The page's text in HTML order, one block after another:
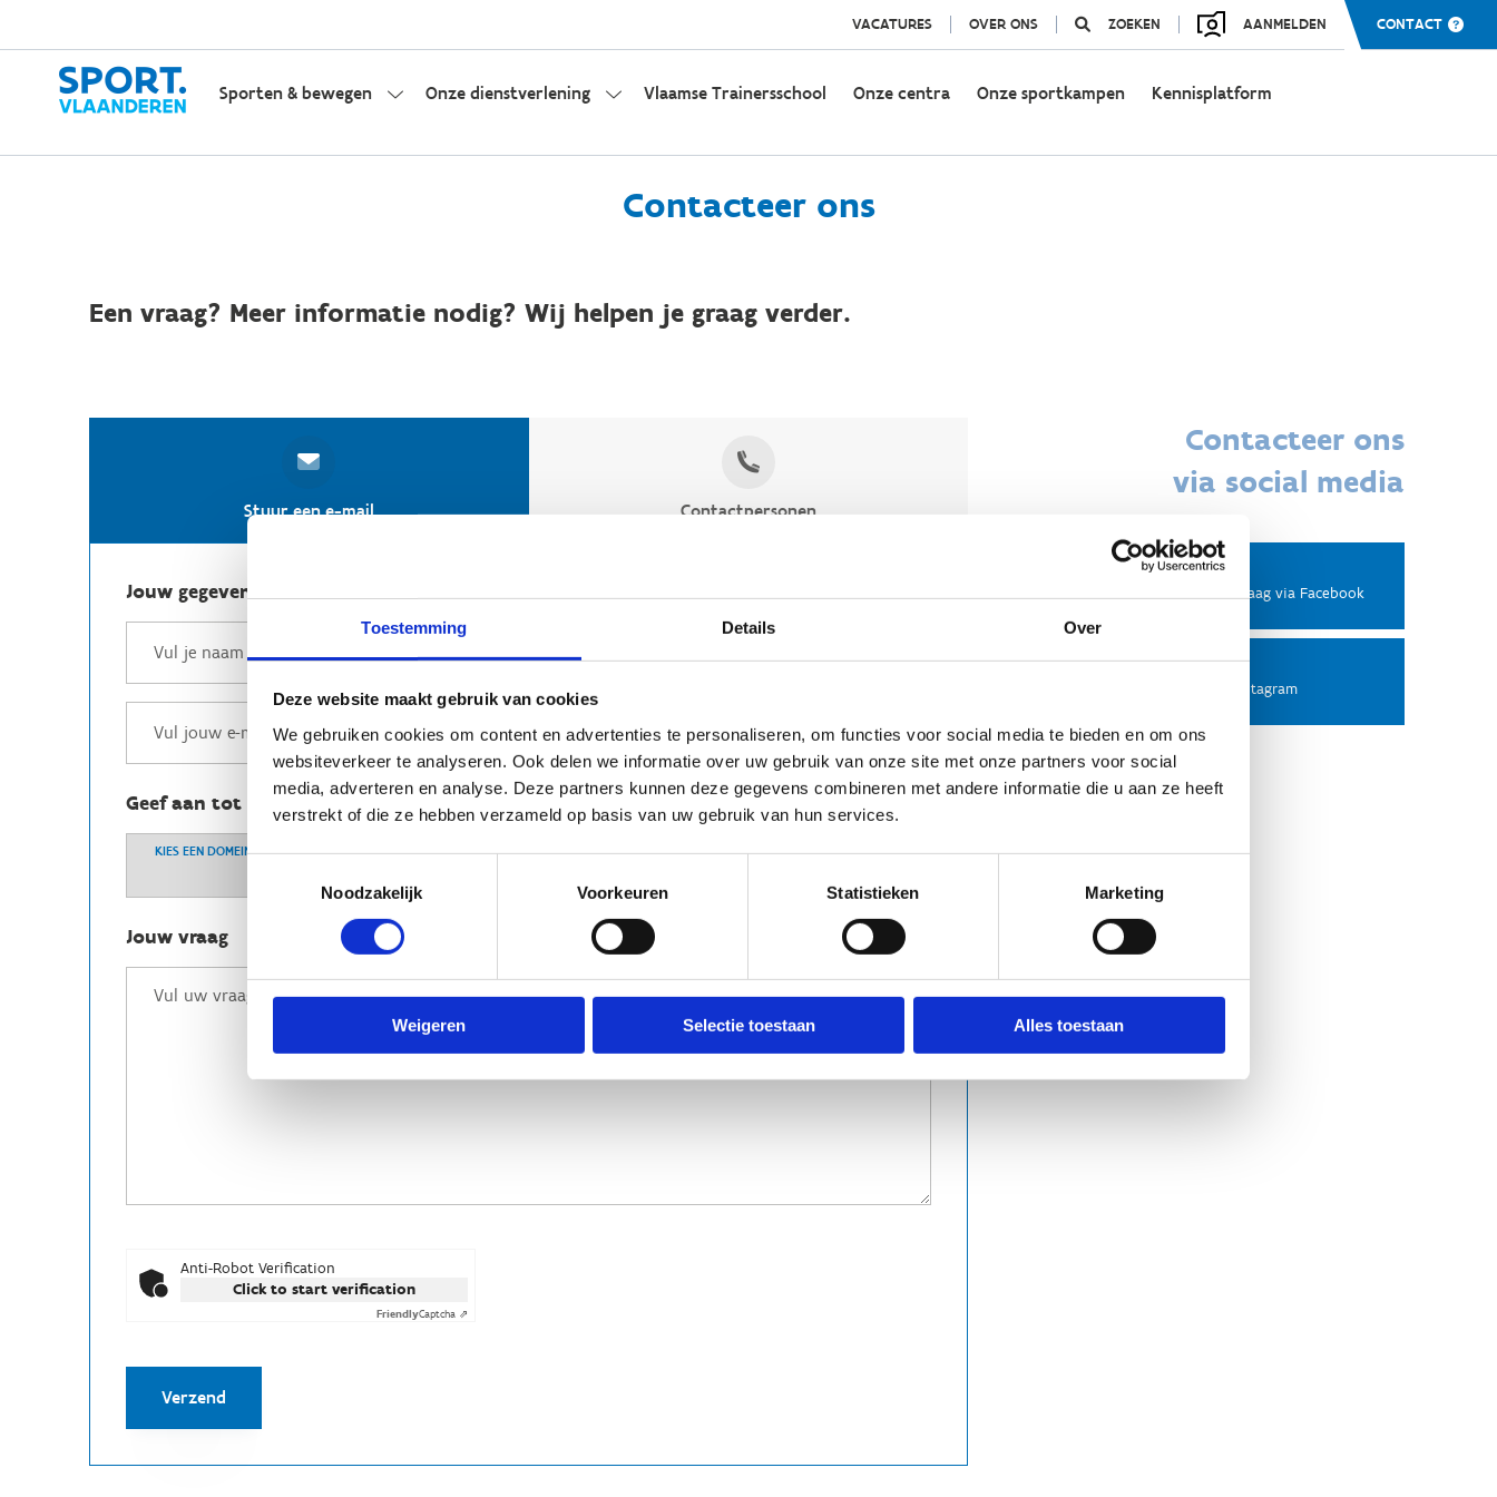
Toestemming Details Over
Deze website maakt gebruik van cookies
We gebruiken cookies om content en advertenties te personaliseren, om functies voor social media te bieden en om ons
websiteverkeer te analyseren. Ook delen we informatie over uw gebruik van onze site met onze partners voor social
media, adverteren en analyse. Deze partners kunnen deze gegevens combineren met andere informatie die u aan ze heeft
verstrekt of die ze hebben verzameld op basis van uw gebruik van hun services.
Noodzakelijk
Voorkeuren Statistieken Marketing
Weigeren Selectie toestaan Alles toestaan
VACATURES OVER ONS ZOEKEN AANMELDEN CONTACT
Sporten & bewegen Onze dienstverlening Vlaamse Trainersschool Onze centra Onze sportkampen Kennisplatform
Contacteer ons
Een vraag? Meer informatie nodig? Wij helpen je graag verder.
Stuur een e-mail Contactpersonen
Jouw gegevens
Geef aan tot welk domein jouw vraag behoort
KIES EEN DOMEIN
Jouw vraag
Anti-Robot Verification
Click to start verification
FriendlyCaptcha ⇗
Verzend
Contacteer ons
via social media
Facebook
Stel ons een vraag via Facebook
Instagram
Volg ons op Instagram